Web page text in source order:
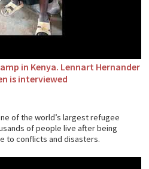
in Kenya. Lennart Hernander
is interviewed
of the world’s largest refugee
of people live after being
to conflicts and disasters.